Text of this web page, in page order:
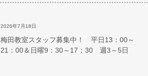
2026年7月18日
梅田教室スタッフ募集中！ 平日13：00～
21：00＆日曜9：30～17：30 週3～5日